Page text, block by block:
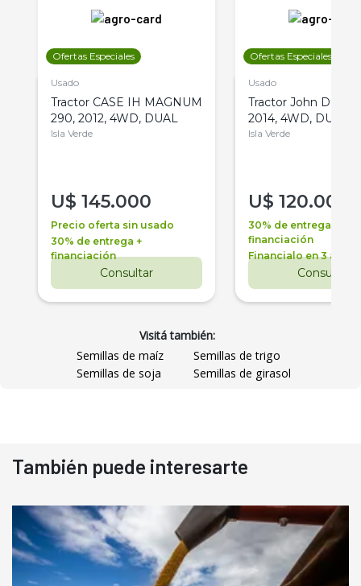
Ofertas Especiales
Usado
Tractor CASE IH MAGNUM
290, 2012, 4WD, DUAL
Isla Verde
U$ 145.000
Precio oferta sin usado
30% de entrega +
financiación
Consultar
Ofertas Especiales
Usado
Tractor John Deere
2014, 4WD, DUAL
Isla Verde
U$ 120.000
30% de entrega +
financiación
Financialo en 3 años
Consultar
Visitá también:
Semillas de maíz
Semillas de trigo
Semillas de soja
Semillas de girasol
También puede interesarte